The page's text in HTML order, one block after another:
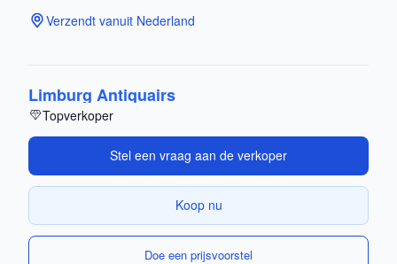
Verzendt vanuit Nederland
Limburg Antiquairs
Topverkoper
Stel een vraag aan de verkoper
Koop nu
Doe een prijsvoorstel